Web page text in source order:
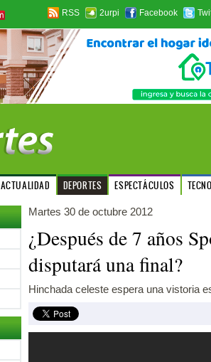
RSS 2urpi Facebook
ACTUALIDAD DEPORTES ESPECTÁCULOS
Martes 30 de octubre 2012
¿Después de 7 años
disputará una final?
Hinchada celeste espera una vistoria